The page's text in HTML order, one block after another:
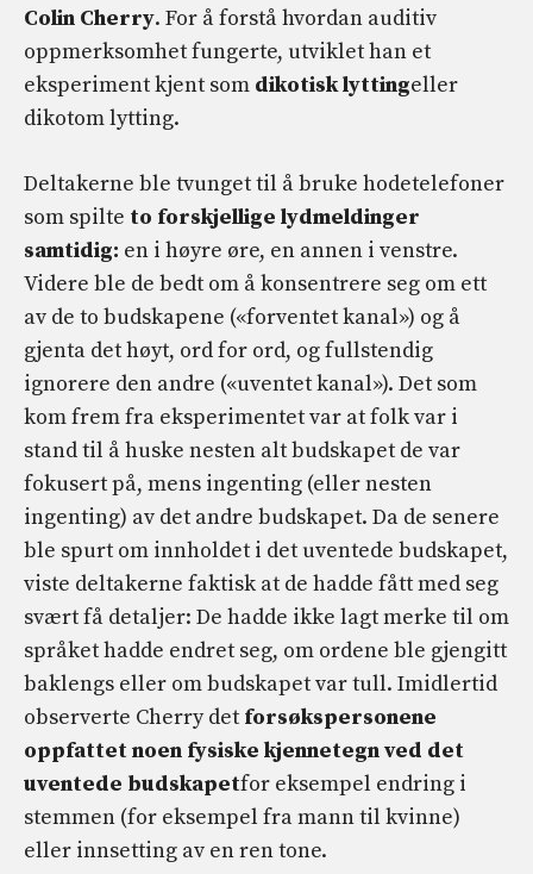
Colin Cherry. For å forstå hvordan auditiv
oppmerksomhet fungerte, utviklet han et
eksperiment kjent som dikotisk lyttingeller
dikotom lytting.
Deltakerne ble tvunget til å bruke hodetelefoner
som spilte to forskjellige lydmeldinger
samtidig: en i høyre øre, en annen i venstre.
Videre ble de bedt om å konsentrere seg om ett
av de to budskapene («forventet kanal») og å
gjenta det høyt, ord for ord, og fullstendig
ignorere den andre («uventet kanal»). Det som
kom frem fra eksperimentet var at folk var i
stand til å huske nesten alt budskapet de var
fokusert på, mens ingenting (eller nesten
ingenting) av det andre budskapet. Da de senere
ble spurt om innholdet i det uventede budskapet,
viste deltakerne faktisk at de hadde fått med seg
svært få detaljer: De hadde ikke lagt merke til om
språket hadde endret seg, om ordene ble gjengitt
baklengs eller om budskapet var tull. Imidlertid
observerte Cherry det forsøkspersonene
oppfattet noen fysiske kjennetegn ved det
uventede budskapetfor eksempel endring i
stemmen (for eksempel fra mann til kvinne)
eller innsetting av en ren tone.